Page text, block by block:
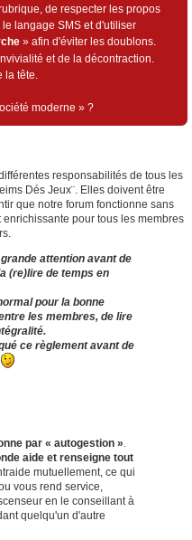
de respecter les propos
langage SMS et d'utiliser
» afin d'éviter les doublons.
et de la décontraction.
la tête.
moderne » ?
responsabilités de tous les
Dés Jeux¨. Elles doivent être
que notre forum fonctionne sans
pour tous les membres
attention avant de
(re)lire de temps en
pour la bonne
les membres, de lire
ce règlement avant de
par « autogestion »
aide et renseigne tout
mutuellement, ce qui
vous rend service,
en le conseillant à
quelqu'un d'autre